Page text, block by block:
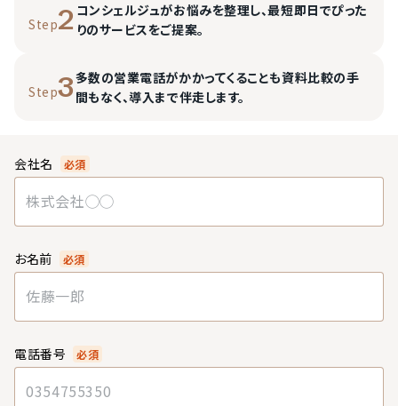
Step2 コンシェルジュがお悩みを整理し、最短即日でぴった
りのサービスをご提案。
Step3多数の営業電話がかかってくることも資料比較の手
間もなく、導入まで伴走します。
会社名 必須
お名前 必須
電話番号 必須